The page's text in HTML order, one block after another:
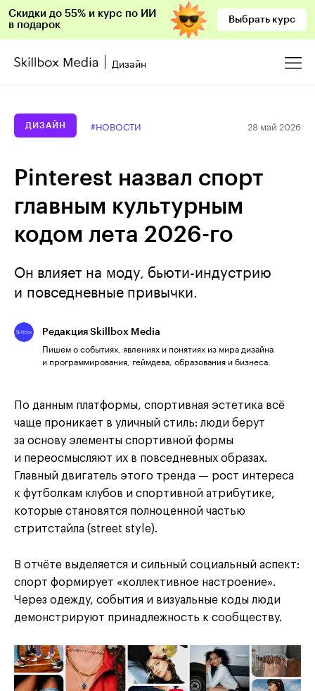
Скидки до 55% и курс по ИИ
в подарок
Выбрать курс
Дизайн
ДИЗАЙН #НОВОСТИ 28 май 2026
Pinterest назвал спорт
главным культурным
кодом лета 2026-го
Он влияет на моду, бьюти-индустрию
и повседневные привычки.
Редакция Skillbox Media
Пишем о событиях, явлениях и понятиях из мира дизайна
и программирования, геймдева, образования и бизнеса.
По данным платформы, спортивная эстетика всё
чаще проникает в уличный стиль: люди берут
за основу элементы спортивной формы
и переосмысляют их в повседневных образах.
Главный двигатель этого тренда — рост интереса
к футболкам клубов и спортивной атрибутике,
которые становятся полноценной частью
стритстайла (street style).
В отчёте выделяется и сильный социальный аспект:
спорт формирует «коллективное настроение».
Через одежду, события и визуальные коды люди
демонстрируют принадлежность к сообществу.